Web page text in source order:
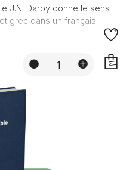
J.N. Darby donne le sens
grec dans un français